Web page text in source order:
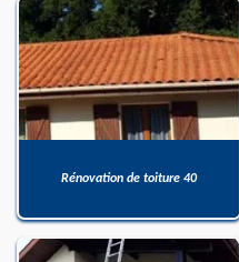
Rénovation de toiture 40